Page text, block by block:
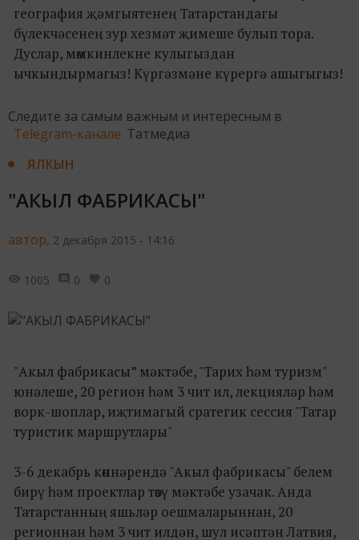
география җәмгыятенең Татарстандагы
бүлекчәсенең зур хезмәт җимеше булып тора.
Дуслар, мөмкинлекне кулыгыздан
ычкындырмагыз! Күргәзмәне күрергә ашыгыгыз!
Следите за самым важным и интересным в
Telegram-канале Татмедиа
ЯЛКЫН
"АКЫЛ ФАБРИКАСЫ"
автор, 2 декабря 2015 - 14:16
1005 0 0
"Акыл фабрикасы” мәктәбе, "Тарих һәм туризм"
юнәлеше, 20 регион һәм 3 чит ил, лекцияләр һәм
ворк-шоплар, иҗтимагый сратегик сессия "Татар
туристик маршрутлары"
3-6 декабрь көннәрендә "Акыл фабрикасы" белем
бирү һәм проектлар төзү мәктәбе узачак. Анда
Татарстанның яшьләр оешмаларыннан, 20
регионнан һәм 3 чит илдән, шул исәптән Латвия,